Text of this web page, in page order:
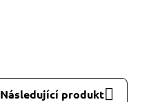
Následující produkt